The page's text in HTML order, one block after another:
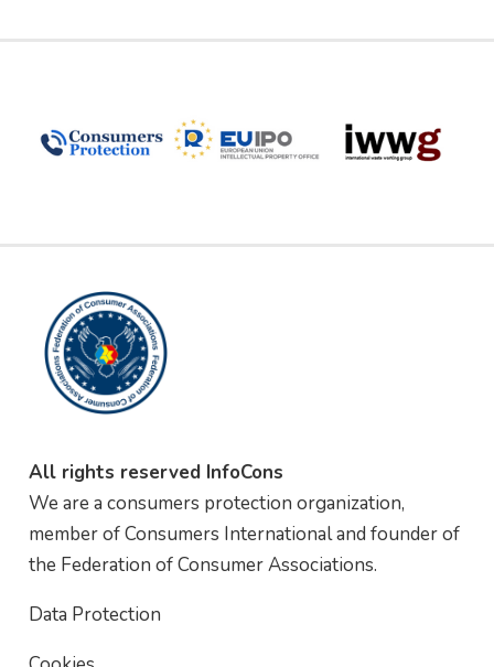
All rights reserved InfoCons
We are a consumers protection organization,
member of Consumers International and founder of
the Federation of Consumer Associations.
Data Protection